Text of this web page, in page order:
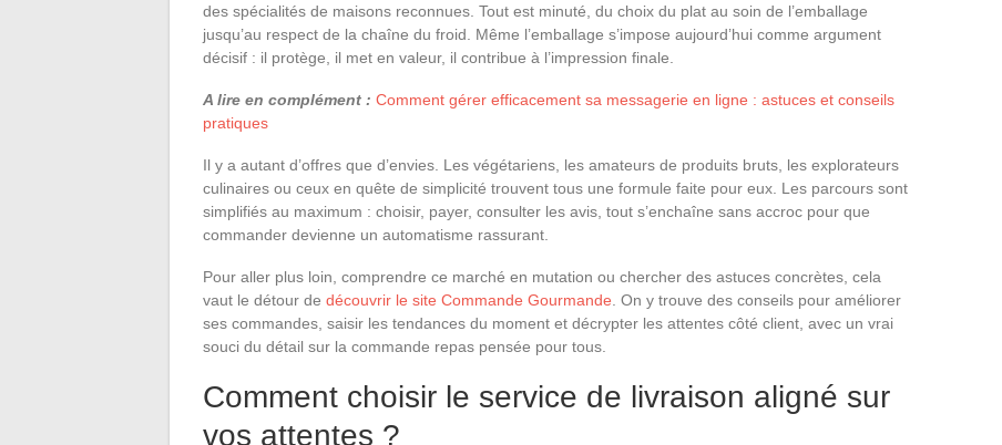
des spécialités de maisons reconnues. Tout est minuté, du choix du plat au soin de l’emballage
jusqu’au respect de la chaîne du froid. Même l’emballage s’impose aujourd’hui comme argument
décisif : il protège, il met en valeur, il contribue à l’impression finale.
A lire en complément : Comment gérer efficacement sa messagerie en ligne : astuces et conseils
pratiques
Il y a autant d’offres que d’envies. Les végétariens, les amateurs de produits bruts, les explorateurs
culinaires ou ceux en quête de simplicité trouvent tous une formule faite pour eux. Les parcours sont
simplifiés au maximum : choisir, payer, consulter les avis, tout s’enchaîne sans accroc pour que
commander devienne un automatisme rassurant.
Pour aller plus loin, comprendre ce marché en mutation ou chercher des astuces concrètes, cela
vaut le détour de découvrir le site Commande Gourmande . On y trouve des conseils pour améliorer
ses commandes, saisir les tendances du moment et décrypter les attentes côté client, avec un vrai
souci du détail sur la commande repas pensée pour tous.
Comment choisir le service de livraison aligné sur
vos attentes ?